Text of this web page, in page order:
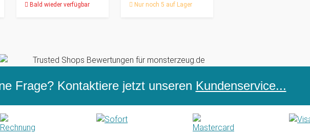
Bald wieder verfügbar Nur noch 5 auf Lager
Frage? Kontaktiere jetzt unseren Kundenservice...